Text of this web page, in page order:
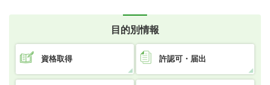
目的別情報
資格取得 許認可・届出